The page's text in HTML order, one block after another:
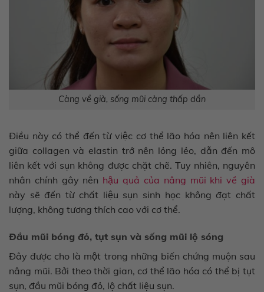
Càng về già, sống mũi càng thấp dần
Điều này có thể đến từ việc cơ thể lão hóa nên liên kết
giữa collagen và elastin trở nên lỏng lẻo, dẫn đến mô
liên kết với sụn không được chặt chẽ. Tuy nhiên, nguyên
nhân chính gây nên hậu quả của nâng mũi khi về già
này sẽ đến từ chất liệu sụn sinh học không đạt chất
lượng, không tương thích cao với cơ thể.
Đầu mũi bóng đỏ, tụt sụn và sống mũi lộ sóng
Đây được cho là một trong những biến chứng muộn sau
nâng mũi. Bởi theo thời gian, cơ thể lão hóa có thể bị tụt
sụn, đầu mũi bóng đỏ, lộ chất liệu sụn.